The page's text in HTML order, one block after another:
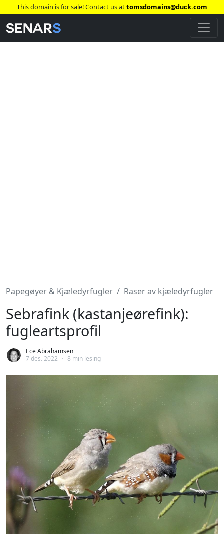
This domain is for sale! Contact us attomsdomains@duck.com
Papegøyer & Kjæledyrfugler Raser av kjæledyrfugler
Sebrafink (kastanjeørefink):
fugleartsprofil
Ece Abrahamsen
7 des. 2022 • 8 min lesing